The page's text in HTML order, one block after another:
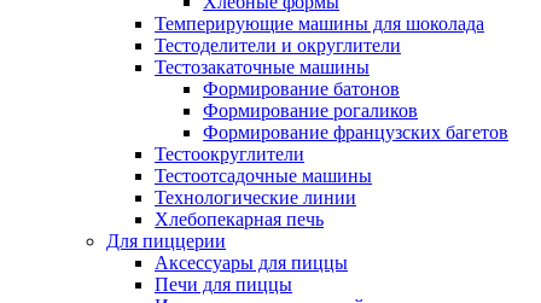
Темперирующие машины для шоколада
Тестоделители и округлители
Тестозакаточные машины
Формирование батонов
Формирование рогаликов
Формирование французских багетов
Тестоокруглители
Тестоотсадочные машины
Технологические линии
Хлебопекарная печь
Для пиццерии
Аксессуары для пиццы
Печи для пиццы